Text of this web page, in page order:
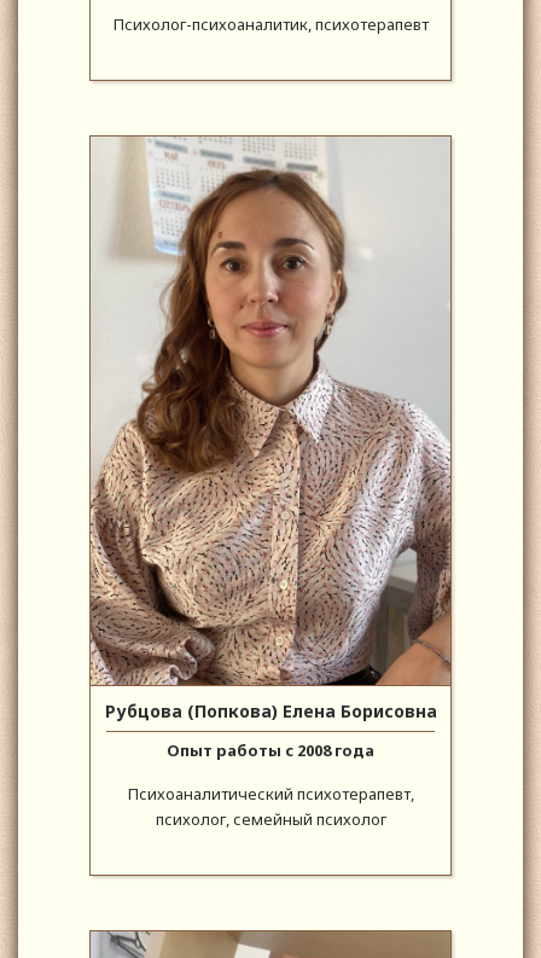
Психолог-психоаналитик, психотерапевт
Рубцова (Попкова) Елена Борисовна
Опыт работы с 2008 года
Психоаналитический психотерапевт,
психолог, семейный психолог